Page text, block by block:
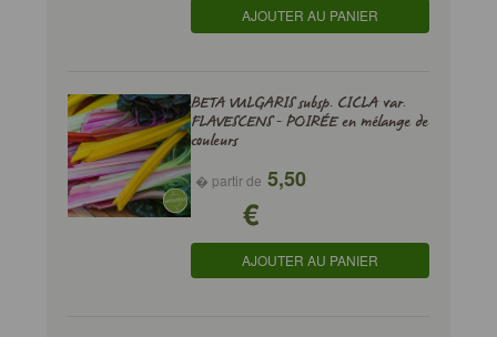
AJOUTER AU PANIER
BETA VULGARIS subsp. CICLA var.
FLAVESCENS - POIRÉE en mélange de
couleurs
� partir de 5,50
€
AJOUTER AU PANIER